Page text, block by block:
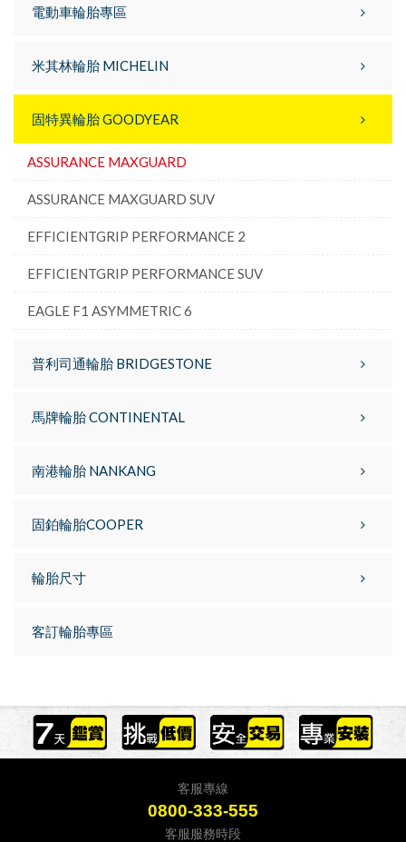
電動車輪胎專區
米其林輪胎 MICHELIN
固特異輪胎 GOODYEAR
ASSURANCE MAXGUARD
ASSURANCE MAXGUARD SUV
EFFICIENTGRIP PERFORMANCE 2
EFFICIENTGRIP PERFORMANCE SUV
EAGLE F1 ASYMMETRIC 6
普利司通輪胎 BRIDGESTONE
馬牌輪胎 CONTINENTAL
南港輪胎 NANKANG
固鉑輪胎COOPER
輪胎尺寸
客訂輪胎專區
客服專線
0800-333-555
客服服務時段